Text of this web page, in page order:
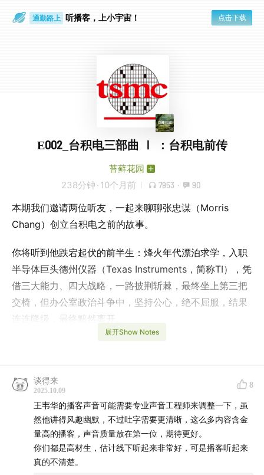
通勤路上 听播客，上小宇宙！ 点击下载
E002_台积电三部曲 Ⅰ ：台积电前传
苔藓花园
238分钟 · 10个月前 7953 · 90
本期我们邀请两位听友，一起来聊聊张忠谋（Morris
Chang）创立台积电之前的故事。
你将听到他跌宕起伏的前半生：烽火年代漂泊求学，入职
半导体巨头德州仪器（Texas Instruments，简称TI），凭
借三大能力、四大战略，一路披荆斩棘，最终坐上第三把
交椅，但办公室政治斗争中，坚持公心，绝不屈服，结果
连连降级，最终黯然离开。
这是一段关于个人成长、时代抉择与自我超越的动人旅
希望对你可以有所启发。
主讲：王韦华| 主持：
展开Show Notes
谈得来
2025.10.09
8
王韦华的播客声音可能需要专业声音工程师来调整一下，虽
然他讲得风趣幽默，不过吐字需要更清晰，这么多内容含金
量高的播客，声音质量放在第一位，期待更好。
你们都是高材生，估计线下听起来非常好，可是播客听起来
真的不清楚。